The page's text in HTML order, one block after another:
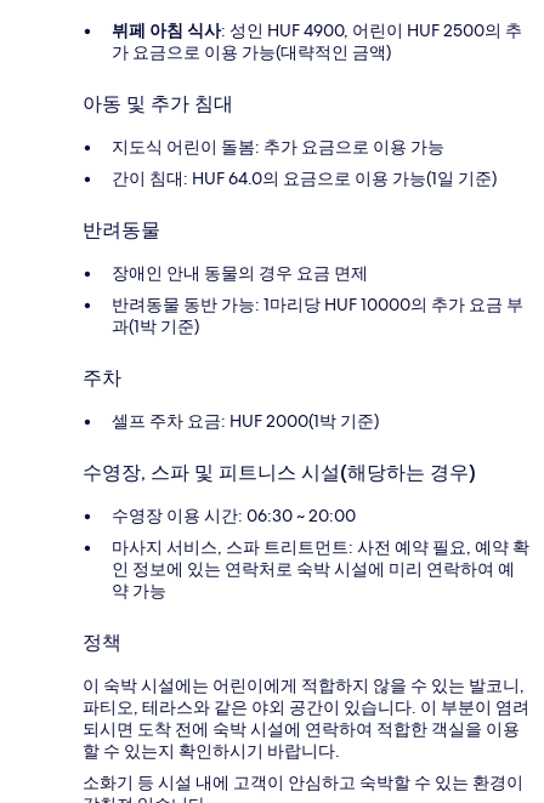
뷔페 아침 식사: 성인 HUF 4900, 어린이 HUF 2500의 추
가 요금으로 이용 가능(대략적인 금액)
아동 및 추가 침대
지도식 어린이 돌봄: 추가 요금으로 이용 가능
간이 침대: HUF 64.0의 요금으로 이용 가능(1일 기준)
반려동물
장애인 안내 동물의 경우 요금 면제
반려동물 동반 가능: 1마리당 HUF 10000의 추가 요금 부
과(1박 기준)
주차
셀프 주차 요금: HUF 2000(1박 기준)
수영장, 스파 및 피트니스 시설(해당하는 경우)
수영장 이용 시간: 06:30 ~ 20:00
마사지 서비스, 스파 트리트먼트: 사전 예약 필요, 예약 확
인 정보에 있는 연락처로 숙박 시설에 미리 연락하여 예
약 가능
정책
이 숙박 시설에는 어린이에게 적합하지 않을 수 있는 발코니,
파티오, 테라스와 같은 야외 공간이 있습니다. 이 부분이 염려
되시면 도착 전에 숙박 시설에 연락하여 적합한 객실을 이용
할 수 있는지 확인하시기 바랍니다.
소화기 등 시설 내에 고객이 안심하고 숙박할 수 있는 환경이